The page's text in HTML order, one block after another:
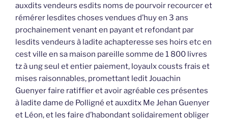
auxdits vendeurs esdits noms de pourvoir recourcer et
rémérer lesdites choses vendues d’huy en 3 ans
prochainement venant en payant et refondant par
lesdits vendeurs à ladite achapteresse ses hoirs etc en
cest ville en sa maison pareille somme de 1 800 livres
tz à ung seul et entier paiement, loyaulx cousts frais et
mises raisonnables, promettant ledit Jouachin
Guenyer faire ratiffier et avoir agréable ces présentes
à ladite dame de Polligné et auxditx Me Jehan Guenyer
et Léon, et les faire d’habondant solidairement obliger